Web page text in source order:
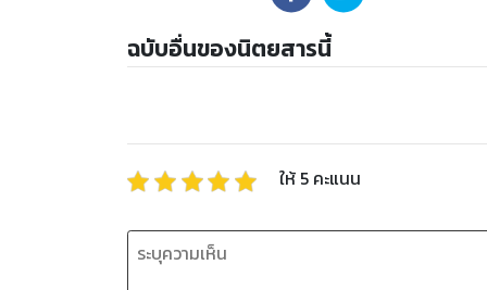
ฉบับอื่นของนิตยสารนี้
ให้ 5 คะแนน